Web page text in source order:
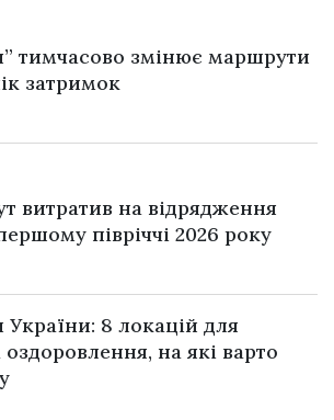
тимчасово змінює маршрути
затримок
витратив на відрядження
півріччі 2026 року
України: 8 локацій для
на які варто